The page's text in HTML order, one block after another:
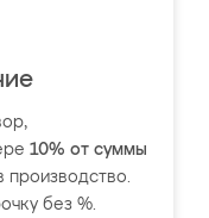
10% от суммы
производство.
без %.